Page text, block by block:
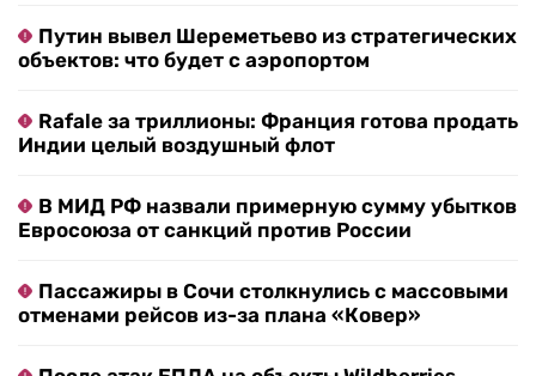
Путин вывел Шереметьево из стратегических
объектов: что будет с аэропортом
Rafale за триллионы: Франция готова продать
Индии целый воздушный флот
В МИД РФ назвали примерную сумму убытков
Евросоюза от санкций против России
Пассажиры в Сочи столкнулись с массовыми
отменами рейсов из-за плана «Ковер»